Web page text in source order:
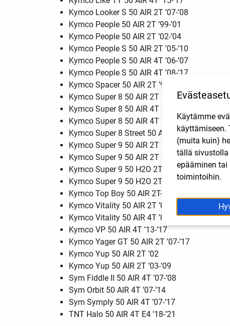
Kymco Looker S 50 AIR 2T ’07-’08
Kymco People 50 AIR 2T ’99-’01
Kymco People 50 AIR 2T ’02-’04
Kymco People S 50 AIR 2T ’05-’10
Kymco People S 50 AIR 4T ’06-’07
Kymco People S 50 AIR 4T ’08-’17
Kymco Spacer 50 AIR 2T ’97-’02
Kymco Super 8 50 AIR 2T ’10-’13
Kymco Super 8 50 AIR 4T ’07-’08
Kymco Super 8 50 AIR 4T ’09-’13
Kymco Super 8 Street 50 AIR 2T ’14-’17
Kymco Super 9 50 AIR 2T ’00-’02
Kymco Super 9 50 AIR 2T ’03-’07
Kymco Super 9 50 H2O 2T ’00-’02
Kymco Super 9 50 H2O 2T ’03-’07
Kymco Top Boy 50 AIR 2T-E2 ’00-’05
Kymco Vitality 50 AIR 2T ’04-’17
Kymco Vitality 50 AIR 4T ’04-’17
Kymco VP 50 AIR 4T ’13-’17
Kymco Yager GT 50 AIR 2T ’07-’17
Kymco Yup 50 AIR 2T ’02
Kymco Yup 50 AIR 2T ’03-’09
Sym Fiddle II 50 AIR 4T ’07-’08
Sym Orbit 50 AIR 4T ’07-’14
Sym Symply 50 AIR 4T ’07-’17
TNT Halo 50 AIR 4T E4 ’18-’21
Käytämme
käyttämiseen.
(muita kuin)
tällä
epääminen
toimintoihin.